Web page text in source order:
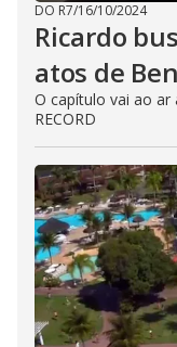
DO R7/16/10/2024
Ricardo
atos de
O capítulo vai ao ar
RECORD